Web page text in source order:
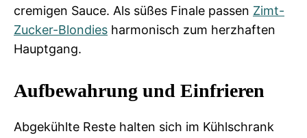
cremigen Sauce. Als süßes Finale passen Zimt-
Zucker-Blondies harmonisch zum herzhaften
Hauptgang.
Aufbewahrung und Einfrieren
Abgekühlte Reste halten sich im Kühlschrank